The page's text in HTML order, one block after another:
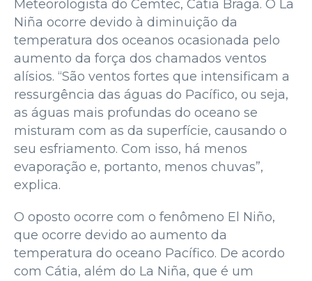
Meteorologista do Cemtec, Cátia Braga. O La
Niña ocorre devido à diminuição da
temperatura dos oceanos ocasionada pelo
aumento da força dos chamados ventos
alísios. “São ventos fortes que intensificam a
ressurgência das águas do Pacífico, ou seja,
as águas mais profundas do oceano se
misturam com as da superfície, causando o
seu esfriamento. Com isso, há menos
evaporação e, portanto, menos chuvas”,
explica.
O oposto ocorre com o fenômeno El Niño,
que ocorre devido ao aumento da
temperatura do oceano Pacífico. De acordo
com Cátia, além do La Niña, que é um